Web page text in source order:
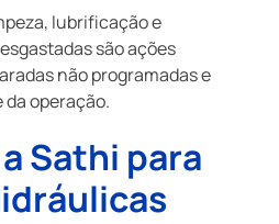
lubrificação e
são ações
não programadas e
operação.
Sathi para